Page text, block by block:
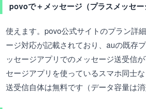
povoで＋メッセージ（プラスメッセ
使えます。povo公式サイトのプラン詳
ージ対応が記載されており、auの既存
ッセージアプリでのメッセージ送受信
セージアプリを使っているスマホ同士
送受信自体は無料です（データ容量は消